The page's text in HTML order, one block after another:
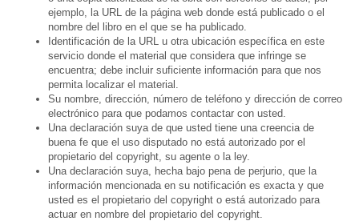
ejemplo, la URL de la página web donde está publicado o el
nombre del libro en el que se ha publicado.
Identificación de la URL u otra ubicación específica en este
servicio donde el material que considera que infringe se
encuentra; debe incluir suficiente información para que nos
permita localizar el material.
Su nombre, dirección, número de teléfono y dirección de correo
electrónico para que podamos contactar con usted.
Una declaración suya de que usted tiene una creencia de
buena fe que el uso disputado no está autorizado por el
propietario del copyright, su agente o la ley.
Una declaración suya, hecha bajo pena de perjurio, que la
información mencionada en su notificación es exacta y que
usted es el propietario del copyright o está autorizado para
actuar en nombre del propietario del copyright.